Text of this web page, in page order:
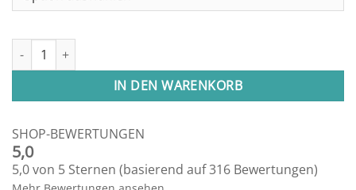
Steinkette "Horizont" (Apatit) Menge
IN DEN WARENKORB
SHOP-BEWERTUNGEN
5,0
5,0 von 5 Sternen (basierend auf 316 Bewertungen)